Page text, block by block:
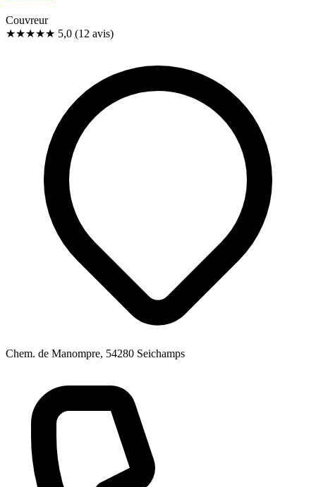
Couvreur
★★★★★ 5,0 (12 avis)
Chem. de Manompre, 54280 Seichamps